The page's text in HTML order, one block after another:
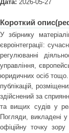
Дата: 2026-05-27
Короткий
У збірнику
євроінтеграції:
регулюванні
управління,
юридичних осіб тощо.
публікацій,
здійснений за
та вищих судів у
Погляди, викладені
офіційну точку